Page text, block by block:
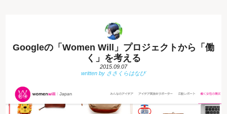
Googleの「Women Will」プロジェクトから「働
く」を考える
2015.09.07